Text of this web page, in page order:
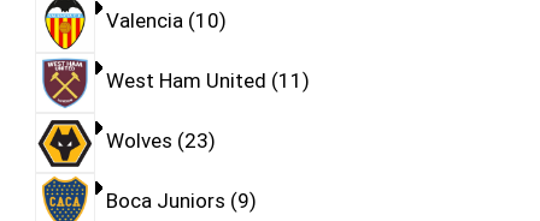
Valencia 10
West Ham United 11
Wolves 23
Boca Juniors 9